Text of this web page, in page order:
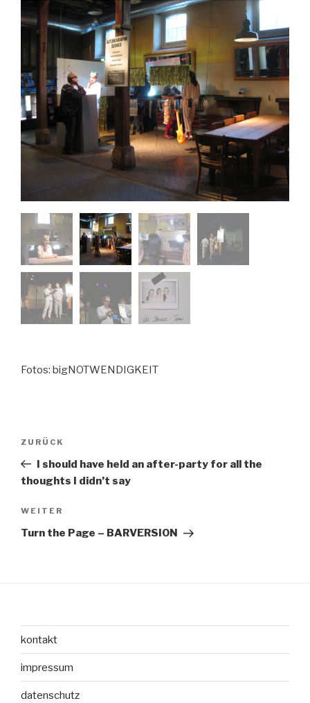
Fotos: bigNOTWENDIGKEIT
Beitragsnavigation
Vorheriger
Beitrag
ZURÜCK
I should have held an after-party for all the
thoughts I didn’t say
Nächster
Beitrag
WEITER
Turn the Page – BARVERSION
kontakt
impressum
datenschutz